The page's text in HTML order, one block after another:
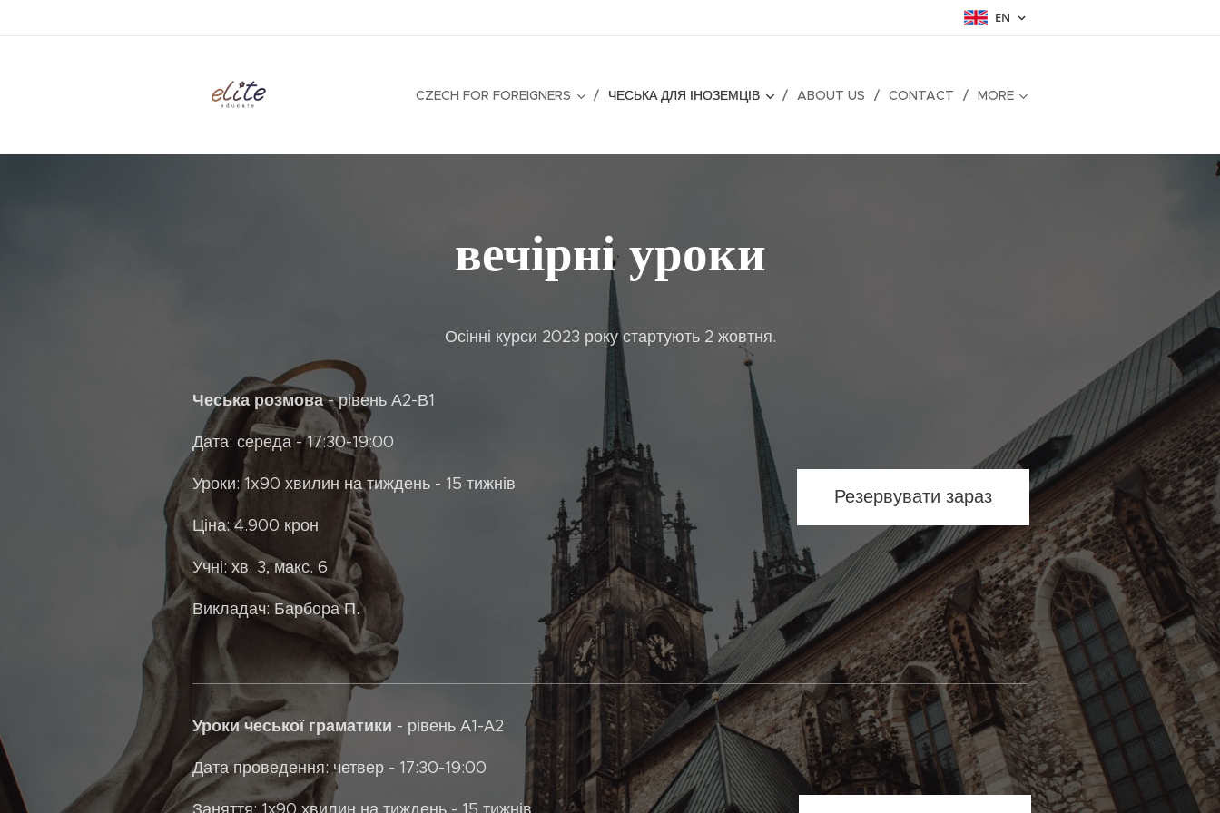
EN
CZECH FOR FOREIGNERS ЧЕСЬКА ДЛЯ ІНОЗЕМЦІВ ABOUT US CONTACT MORE
вечірні уроки
Осінні курси 2023 року стартують 2 жовтня.
Чеська розмова- рівень А2-В1
Дата: середа - 17:30-19:00
Уроки: 1x90 хвилин на тиждень - 15 тижнів
Ціна: 4.900 крон
Учні: хв. 3, макс. 6
Викладач: Барбора П.
Резервувати зараз
Уроки чеської граматики - рівень А1-А2
Дата проведення: четвер - 17:30-19:00